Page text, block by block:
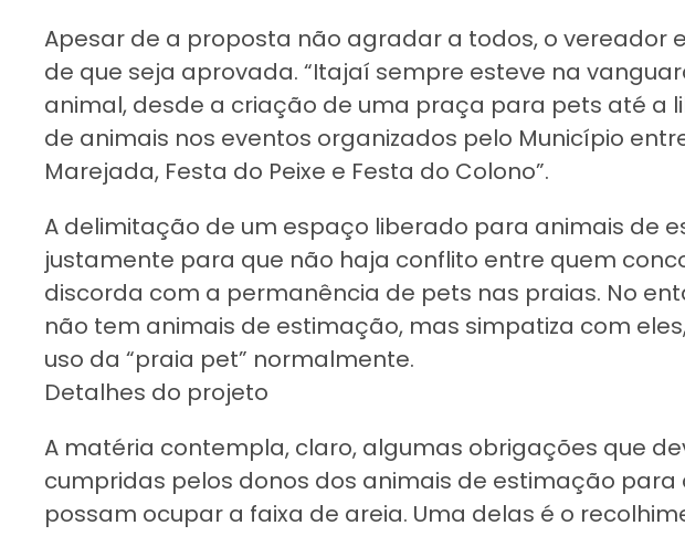
Apesar de a proposta não agradar a todos, o vereador
de que seja aprovada. “Itajaí sempre esteve na
animal, desde a criação de uma praça para pets até a
de animais nos eventos organizados pelo Município
Marejada, Festa do Peixe e Festa do Colono”.
A delimitação de um espaço liberado para animais de
justamente para que não haja conflito entre quem
discorda com a permanência de pets nas praias. No
não tem animais de estimação, mas simpatiza com
uso da “praia pet” normalmente.
Detalhes do projeto
A matéria contempla, claro, algumas obrigações que
cumpridas pelos donos dos animais de estimação para
possam ocupar a faixa de areia. Uma delas é o